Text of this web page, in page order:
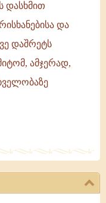
დასხმით
და
დაშრეტს
ამჯერად,